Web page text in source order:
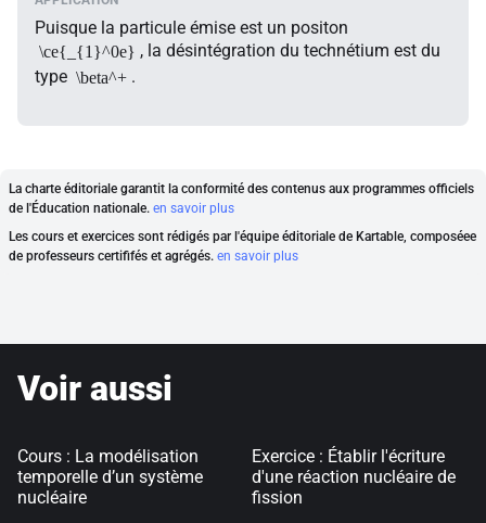
Puisque la particule émise est un positon
\ce{_{1}^0e} , la désintégration du technétium est du
type \beta^+ .
La charte éditoriale garantit la conformité des contenus aux programmes officiels
de l'Éducation nationale. en savoir plus
Les cours et exercices sont rédigés par l'équipe éditoriale de Kartable, composéee
de professeurs certififés et agrégés. en savoir plus
Voir aussi
Cours : La modélisation
temporelle d’un système
nucléaire
Exercice : Établir l'écriture
d'une réaction nucléaire de
fission